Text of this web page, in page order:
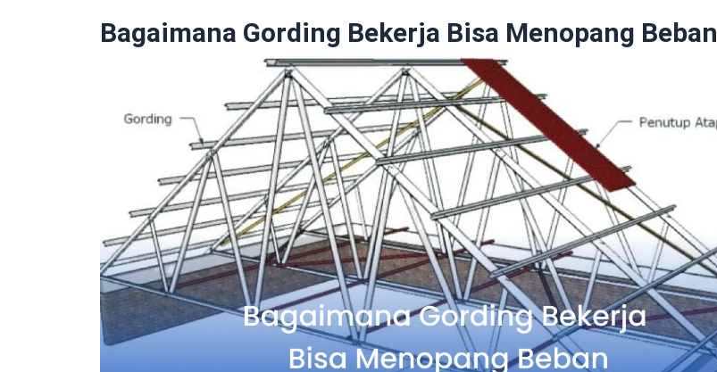
Bagaimana Gording Bekerja Bisa Menopang Beban